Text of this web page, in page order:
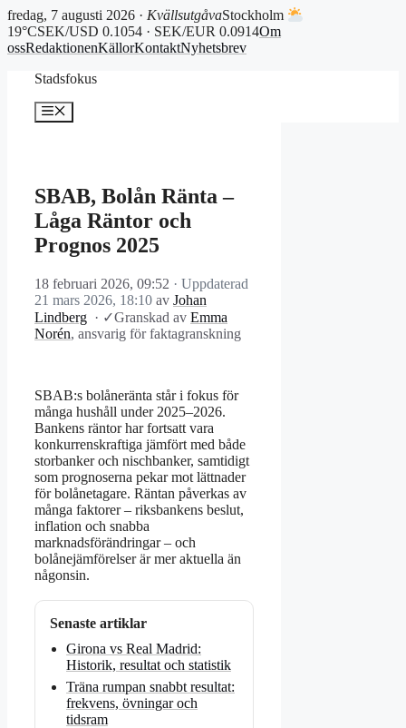
fredag, 7 augusti 2026 · KvällsutgåvaStockholm
19°CSEK/USD 0.1054 · SEK/EUR 0.0914Om
ossRedaktionenKällorKontaktNyhetsbrev
Stadsfokus
Meny
SBAB, Bolån Ränta –
Låga Räntor och
Prognos 2025
18 februari 2026, 09:52 · Uppdaterad
21 mars 2026, 18:10 av Johan
Lindberg · ✓Granskad av Emma
Norén, ansvarig för faktagranskning
SBAB:s bolåneränta står i fokus för
många hushåll under 2025–2026.
Bankens räntor har fortsatt vara
konkurrenskraftiga jämfört med både
storbanker och nischbanker, samtidigt
som prognoserna pekar mot lättnader
för bolånetagare. Räntan påverkas av
många faktorer – riksbankens beslut,
inflation och snabba
marknadsförändringar – och
bolånejämförelser är mer aktuella än
någonsin.
Senaste artiklar
Girona vs Real Madrid:
Historik, resultat och statistik
Träna rumpan snabbt resultat:
frekvens, övningar och
tidsram